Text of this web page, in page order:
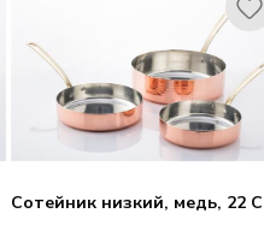
Сотейник низкий, медь, 22